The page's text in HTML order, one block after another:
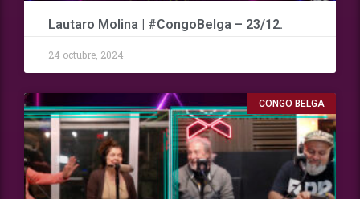
Lautaro Molina | #CongoBelga – 23/12.
24 octubre, 2024
CONGO BELGA